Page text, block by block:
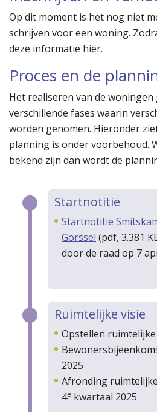
Op dit moment is het nog niet
schrijven voor een woning.
deze informatie hier.
Proces en de
Het realiseren van de
verschillende fases waarin
worden genomen. Hieronder
planning is onder voorbehoud.
bekend zijn dan wordt de
Startnotitie
Startnotitie
Gorssel (pdf, 3.381
door de raad op 7
Ruimtelijke visie
Opstellen ruimtelijke
2025
Afronding
4e kwartaal 2025